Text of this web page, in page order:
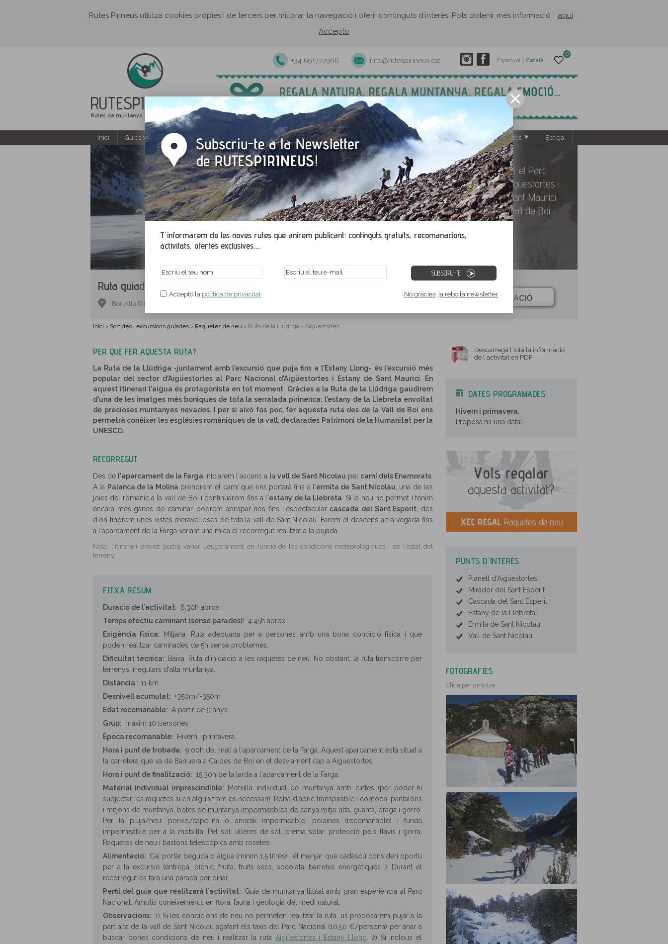
Rutes Pirineus utilitza cookies pròpies i de tercers per millorar la navegació i oferir continguts d´interès. Pots obtenir més informació aquí
.
Accepto
RUTESPIRINEUS
Rutes de muntanya, senderisme i excursions
0
Espanyol Català
+34 691772966 info@rutespirineus.cat
T´informarem de les noves rutes que anirem publicant: continguts gratuïts, recomanacions,
activitats, ofertes exclusives,...
SUBSCRIU-TE
Accepto la política de privacitat No gràcies, ja rebo la newsletter
Inici Guies Web i PDF gratuïtes Excursions i activitats guiades Rutes autoguiades Establiments El Rusc: projectes Botiga
Descobrint el Parc
Nacional d'Aigüestortes i
Estany de Sant Maurici
des de la vall de Boí
Ruta guiada.
INFORMACIÓ
Boí, Alta Ribagorça, Lleida
Inici > Sortides i excursions guiades > Raquetes de neu > Ruta de la Llúdriga - Aigüestortes
PER QUÈ FER AQUESTA RUTA?
La Ruta de la Llúdriga -juntament amb l'excursió que puja fins a l'Estany Llong- és l'excursió més
popular del sector d'Aigüestortes al Parc Nacional d'Aigüestortes i Estany de Sant Maurici. En
aquest itinerari l'aigua és protagonista en tot moment. Gràcies a la Ruta de la Llúdriga gaudirem
d'una de les imatges més boniques de tota la serralada pirinenca: l'estany de la Llebreta envoltat
de precioses muntanyes nevades. I per si això fos poc, fer aquesta ruta des de la Vall de Boí ens
permetrà conèixer les esglésies romàniques de la vall, declarades Patrimoni de la Humanitat per la
UNESCO.
RECORREGUT
Des de l'aparcament de la Farga iniciarem l'ascens a la vall de Sant Nicolau pel camí dels Enamorats
A la Palanca de la Molina prendrem el camí que ens portarà fins a l'ermita de Sant Nicolau , una de les
joies del romànic a la vall de Boí i continuarem fins a l'estany de la Llebreta . Si la neu ho permet i tenim
encara més ganes de caminar, podrem apropar-nos fins l'espectacular cascada del Sant Esperit , des
d'on tindrem unes vistes meravelloses de tota la vall de Sant Nicolau. Farem el descens altra vegada fins
a l'aparcament de la Farga variant una mica el recorregut realitzat a la pujada.
Nota: l´itinerari previst podrà variar lleugerament en funció de les condicions meteorològiques i de l´estat del
terreny.
FITXA RESUM
Duració de l´activitat: 6:30h aprox.
Temps efectiu caminant (sense parades): 4:45h aprox.
Exigència física:
Mitjana. Ruta adequada per a persones amb una bona condició física i que
poden realitzar caminades de 5h sense problemes.
Dificultat tècnica:
Baixa. Ruta d'iniciació a les raquetes de neu. No obstant, la ruta transcorre per
terrenys irregulars d'alta muntanya.
Distància: 11 km
Desnivell acumulat: +350m/-350m
Edat recomanable: A partir de 9 anys.
Grup: màxim 10 persones
Època recomanable:
Hivern i primavera.
Hora i punt de trobada: 9:00h del matí a l'aparcament de la Farga. Aquest aparcament està situat a
la carretera que va de Barruera a Caldes de Boí en el desviament cap a Aigüestortes.
Hora i punt de finalització: 15:30h de la tarda a l'aparcament de la Farga.
Material individual imprescindible:
Motxilla individual de muntanya amb cintes (per poder-hi
subjectar les raquetes si en algun tram és necessari). Roba d´abric transpirable i còmoda, pantalons
i mitjons de muntanya,
botes de muntanya impermeables de canya mitja-alta , guants, braga i gorro.
Per la pluja/neu: ponxo/capelina o anorak impermeable, polaines (recomanable) i funda
impermeable per a la motxilla. Pel sol: ulleres de sol, crema solar, protecció pels llavis i gorra.
Raquetes de neu i bastons telescòpics amb rosetes.
Alimentació: Cal portar beguda o aigua (mínim 1,5 litres) i el menjar que cadascú consideri oportú
per a la excursió (entrepà, pí­cnic, fruita, fruits secs, xocolata, barretes energètiques...). Durant el
recorregut es farà una parada per dinar.
Perfil del guia que realitzarà l´activitat: Guia de muntanya titulat amb gran experiència al Parc
Nacional. Amplis coneixements en flora, fauna i geologia del medi natural.
Observacions: 1) Si les condicions de neu no permeten realitzar la ruta, us proposarem pujar a la
part alta de la vall de Sant Nicolau agafant els taxis del Parc Nacional (10,50 €/persona) per anar a
buscar bones condicions de neu i realitzar la ruta Aigüestortes i Estany Llong . 2) Si inclous el
Descarrega´t tota la informació
de l´activitat en PDF
DATES PROGRAMADES
Hivern i primavera.
Proposa´ns una data!
PUNTS D´INTERÈS
Planell d'Aigüestortes
Mirador del Sant Esperit
Cascada del Sant Esperit
Estany de la Llebreta
Ermita de Sant Nicolau
Vall de Sant Nicolau
FOTOGRAFIES
Clica per ampliar